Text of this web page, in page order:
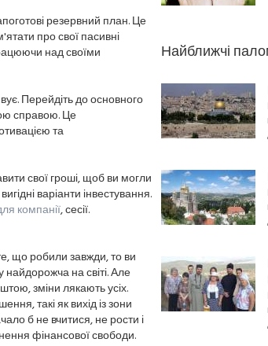
резервний план. Це
про свої пасивні
над своїми
Перейдіть до основного
справою. Це
та
свої гроші, щоб ви могли
варіанти інвестування.
компанії, сесії.
що робили завжди, то ви
на світі. Але
зміни лякають усіх.
такі як вихід із зони
б не вчитися, не рости і
фінансової свободи.
Найближчі